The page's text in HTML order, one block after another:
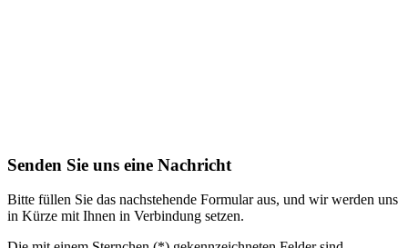
Senden Sie uns eine Nachricht
Bitte füllen Sie das nachstehende Formular aus, und wir werden uns
in Kürze mit Ihnen in Verbindung setzen.